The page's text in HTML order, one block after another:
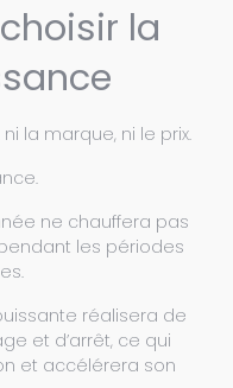
choisir la
la marque, ni le prix.
ne chauffera pas
les périodes
réalisera de
et d’arrêt, ce qui
et accélérera son